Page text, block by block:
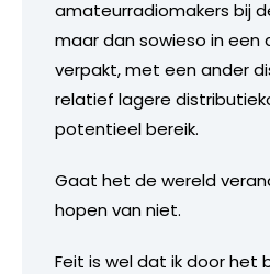
amateurradiomakers bij
maar dan sowieso in een
verpakt, met een ander
relatief lagere
potentieel bereik.
Gaat het de wereld
hopen van niet.
Feit is wel dat ik door het